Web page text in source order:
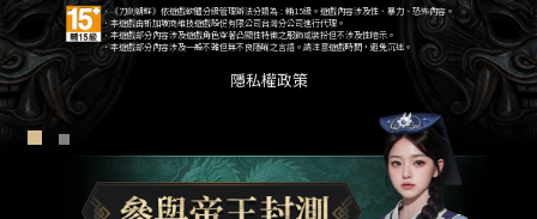
．《刀劍朝鮮》依遊戲軟體分級管理辦法分類為 : 輔15級。遊戲內容涉及性、暴力、恐怖內容。
．本遊戲由新加坡商維技遊戲股份有限公司台灣分公司進行代理。
．本遊戲部分內容涉及遊戲角色穿著凸顯性特徵之服飾或裝扮但不涉及性暗示。
．本遊戲部分內容涉及一般不雅但無不良隱喻之言語。請注意遊戲時間，避免沉迷。
隱私權政策